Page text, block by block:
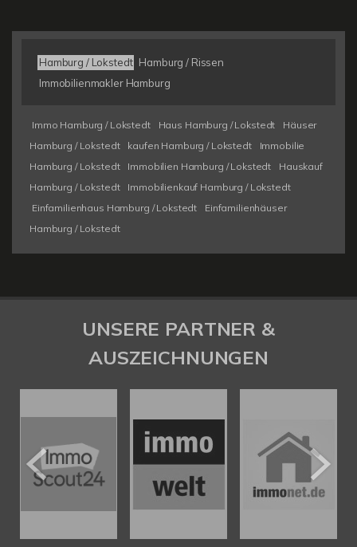
Hamburg / Lokstedt Hamburg / Rissen
Immobilienmakler Hamburg
Immo Hamburg / Lokstedt Haus Hamburg / Lokstedt
Häuser
Hamburg / Lokstedt
kaufen Hamburg / Lokstedt
Immobilie
Hamburg / Lokstedt
Immobilien Hamburg / Lokstedt
Hauskauf
Hamburg / Lokstedt
Immobilienkauf Hamburg / Lokstedt
Einfamilienhaus Hamburg / Lokstedt
Einfamilienhäuser
Hamburg / Lokstedt
UNSERE PARTNER &
AUSZEICHNUNGEN